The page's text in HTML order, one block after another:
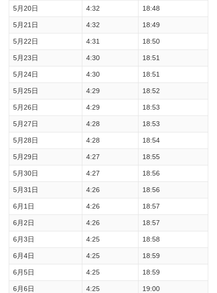
5月20日 4:32 18:48
5月21日 4:32 18:49
5月22日 4:31 18:50
5月23日 4:30 18:51
5月24日 4:30 18:51
5月25日 4:29 18:52
5月26日 4:29 18:53
5月27日 4:28 18:53
5月28日 4:28 18:54
5月29日 4:27 18:55
5月30日 4:27 18:56
5月31日 4:26 18:56
6月1日 4:26 18:57
6月2日 4:26 18:57
6月3日 4:25 18:58
6月4日 4:25 18:59
6月5日 4:25 18:59
6月6日 4:25 19:00